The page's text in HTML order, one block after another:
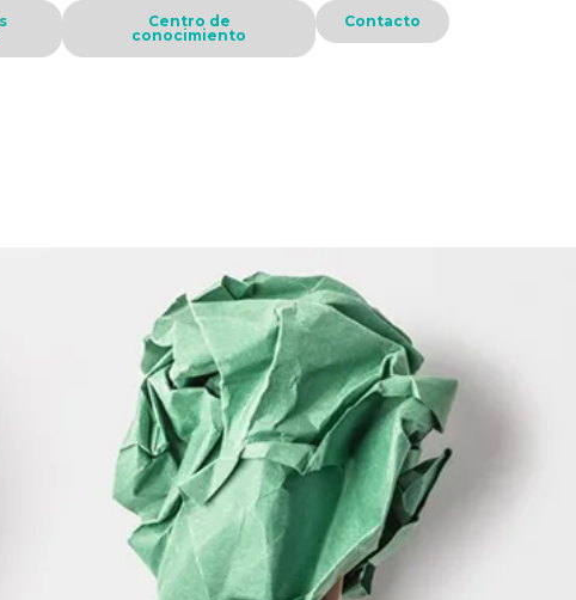
Centro de
conocimiento
Contacto